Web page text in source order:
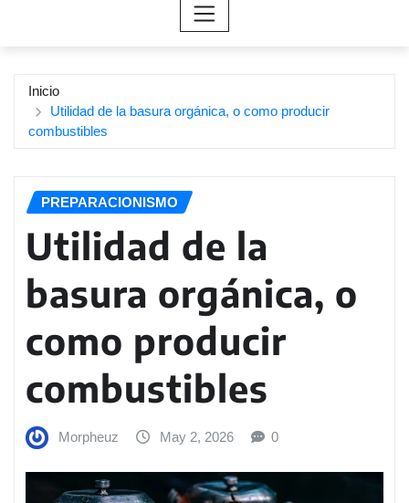
Inicio
Utilidad de la basura orgánica, o como producir
combustibles
PREPARACIONISMO
Utilidad de la
basura orgánica, o
como producir
combustibles
Morpheuz May 2, 2026 0